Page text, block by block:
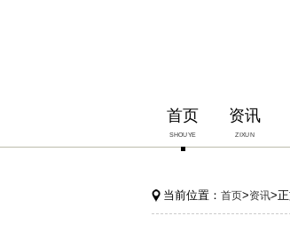
首页
SHOUYE
资讯
ZIXUN
当前位置： 首页>资讯>